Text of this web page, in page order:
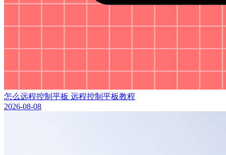
怎么远程控制平板 远程控制平板教程
2026-08-08